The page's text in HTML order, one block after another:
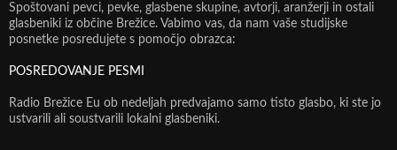
Spoštovani pevci, pevke, glasbene skupine, avtorji, aranžerji in ostali
glasbeniki iz občine Brežice. Vabimo vas, da nam vaše studijske
posnetke posredujete s pomočjo obrazca:
POSREDOVANJE PESMI
Radio Brežice Eu ob nedeljah predvajamo samo tisto glasbo, ki ste jo
ustvarili ali soustvarili lokalni glasbeniki.